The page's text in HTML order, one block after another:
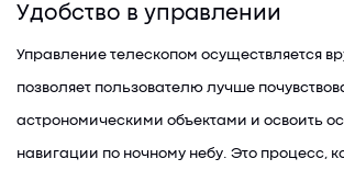
Удобство в управлении
Управление телескопом осуществляется
позволяет пользователю лучше
астрономическими объектами и освоить
навигации по ночному небу. Это процесс,